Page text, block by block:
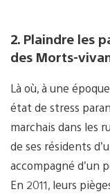
2. Plaindre les
des Morts-
Là où, à une
état de stress
marchais dans les
de ses résidents
accompagné d’un
En 2011, leurs